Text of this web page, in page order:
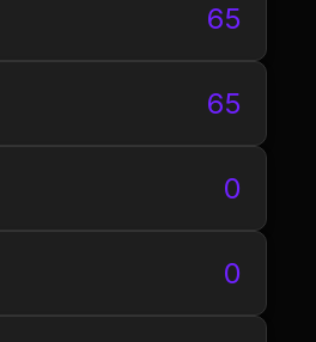
65
65
0
0